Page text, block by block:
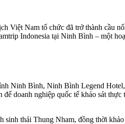
Việt Nam tổ chức đã trở thành cầu
Indonesia tại Ninh Bình – một
Ninh Bình, Ninh Bình Legend
doanh nghiệp quốc tế khảo sát thực
thái Thung Nham, đồng thời khảo